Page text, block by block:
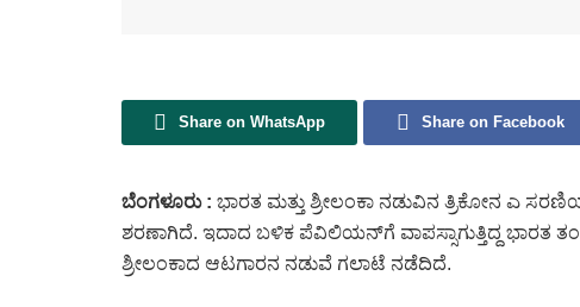
Share on WhatsApp Share on Facebook
ಬೆಂಗಳೂರು : ಭಾರತ ಮತ್ತು ಶ್ರೀಲಂಕಾ ನಡುವಿನ ತ್ರಿಕೋನ ಎ
ಶರಣಾಗಿದೆ. ಇದಾದ ಬಳಿಕ ಪೆವಿಲಿಯನ್‌ಗೆ ವಾಪಸ್ಸಾಗುತ್ತಿದ್ದ
ಶ್ರೀಲಂಕಾದ ಆಟಗಾರನ ನಡುವೆ ಗಲಾಟೆ ನಡೆದಿದೆ.